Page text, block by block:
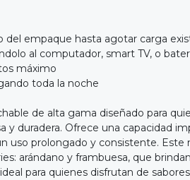
del empaque hasta agotar carga
al computador, smart TV, o
máximo
toda la noche
de alta gama diseñado para
y duradera. Ofrece una capacidad
uso prolongado y consistente. Este
arándano y frambuesa, que
para quienes disfrutan de